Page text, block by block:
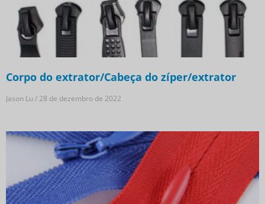
Corpo do extrator/Cabeça do zíper/extrator
Jason Lu 28 de dezembro de 2022